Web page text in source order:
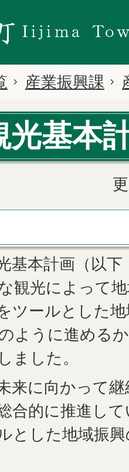
産業振興課
光基本
基本計画（以下
観光によって
ツールとした
ように進める
ました。
来に向かって
合的に推進し
とした地域振